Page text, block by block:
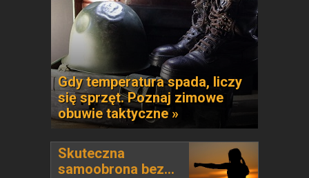
Gdy temperatura spada, liczy
się sprzęt. Poznaj zimowe
obuwie taktyczne »
Skuteczna
samoobrona bez...